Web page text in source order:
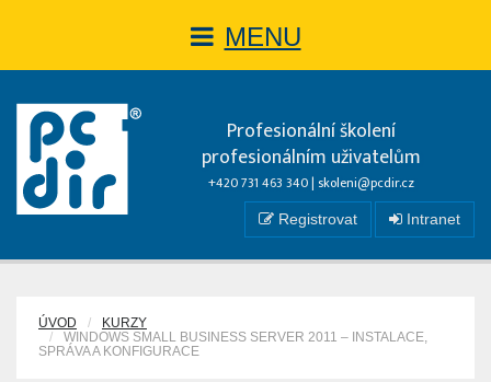
MENU
Profesionální školení
profesionálním uživatelům
+420 731 463 340 | skoleni@pcdir.cz
Registrovat Intranet
ÚVOD
KURZY
WINDOWS SMALL BUSINESS SERVER 2011 – INSTALACE,
SPRÁVA A KONFIGURACE